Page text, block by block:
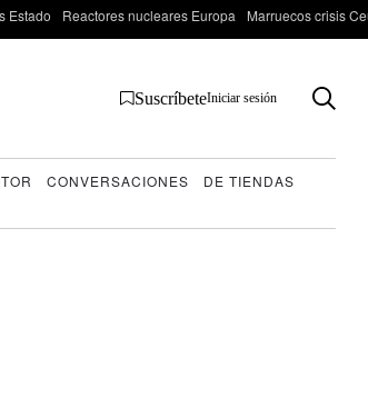
Estado Reactores nucleares Europa Marruecos crisis
SuscríbeteIniciar sesión
CONVERSACIONES
DE TIENDAS